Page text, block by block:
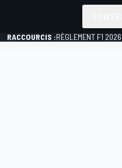
RACCOURCIS :RÈGLEMENT F1 2026